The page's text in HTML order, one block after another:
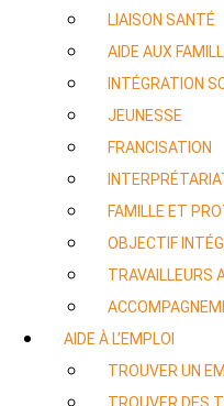
LIAISON SANTÉ
AIDE AUX
INTÉGRATION
JEUNESSE
FRANCISATION
FAMILLE ET
OBJECTIF
TRAVAILLEURS
AIDE À L’EMPLOI
TROUVER UN